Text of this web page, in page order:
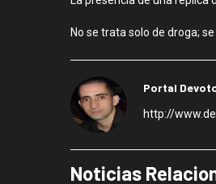
No se trata solo de droga;
Portal
http://
Noticias